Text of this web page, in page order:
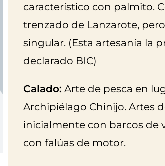
característico con palmito.
trenzado de Lanzarote,
singular. (Esta artesanía la
declarado BIC)
Calado: Arte de pesca en
Archipiélago Chinijo. Artes
inicialmente con barcos de
con falúas de motor.